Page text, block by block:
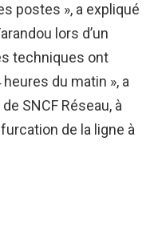
postes », a expliqué
lors d’un
techniques ont
du matin », a
SNCF Réseau, à
de la ligne à